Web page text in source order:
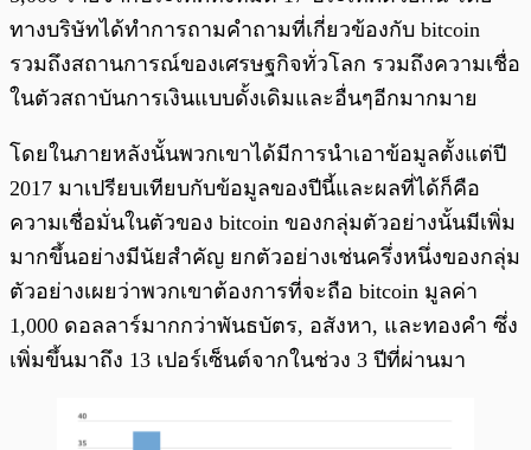
ทางบริษัทได้ทำการถามคำถามที่เกี่ยวข้องกับ bitcoin
รวมถึงสถานการณ์ของเศรษฐกิจทั่วโลก รวมถึงความเชื่อ
ในตัวสถาบันการเงินแบบดั้งเดิมและอื่นๆอีกมากมาย
โดยในภายหลังนั้นพวกเขาได้มีการนำเอาข้อมูลตั้งแต่ปี
2017 มาเปรียบเทียบกับข้อมูลของปีนี้และผลที่ได้ก็คือ
ความเชื่อมั่นในตัวของ bitcoin ของกลุ่มตัวอย่างนั้นมีเพิ่ม
มากขึ้นอย่างมีนัยสำคัญ ยกตัวอย่างเช่นครึ่งหนึ่งของกลุ่ม
ตัวอย่างเผยว่าพวกเขาต้องการที่จะถือ bitcoin มูลค่า
1,000 ดอลลาร์มากกว่าพันธบัตร, อสังหา, และทองคำ ซึ่ง
เพิ่มขึ้นมาถึง 13 เปอร์เซ็นต์จากในช่วง 3 ปีที่ผ่านมา